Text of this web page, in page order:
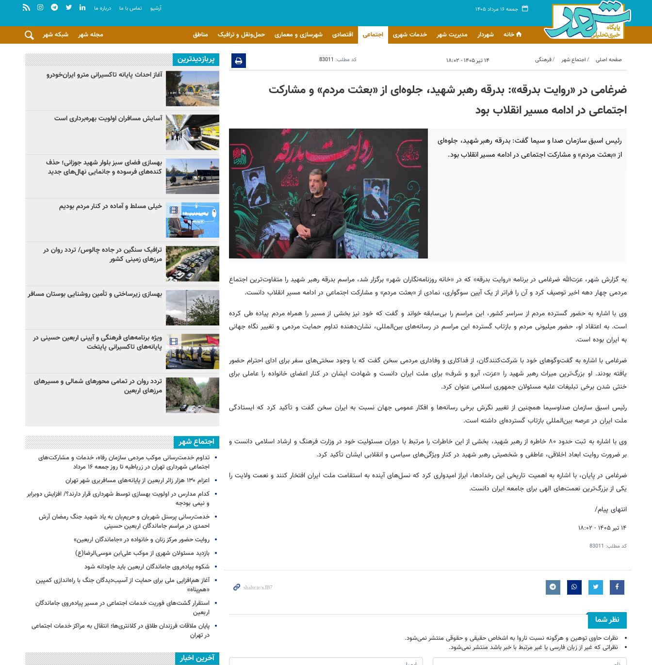
جمعه ۱۶ مرداد ۱۴۰۵ آرشيو تماس با ما درباره ما
خانه شهردار مدیریت شهر خدمات شهری اجتماعی اقتصادی شهرسازی و معماری حمل‌ونقل و ترافیک مناطق شبکه شهر مجله شهر
صفحه اصلی اجتماع شهر فرهنگی ۱۴ تیر ۱۴۰۵ - ۱۸:۰۲ کد مطلب: 83011
ضرغامی در «روایت بدرقه»: بدرقه رهبر شهید، جلوه‌ای از «بعثت مردم» و مشارکت
اجتماعی در ادامه مسیر انقلاب بود
رئیس اسبق سازمان صدا و سیما گفت: بدرقه رهبر شهید، جلوه‌ای
از «بعثت مردم» و مشارکت اجتماعی در ادامه مسیر انقلاب بود.
به گزارش شهر، عزت‌الله ضرغامی در برنامه «روایت بدرقه» که در «خانه روزنامه‌نگاران شهر» برگزار شد، مراسم بدرقه رهبر شهید را متفاوت‌ترین اجتماع
مردمی چهار دهه اخیر توصیف کرد و آن را فراتر از یک آیین سوگواری، نمادی از «بعثت مردم» و مشارکت اجتماعی در ادامه مسیر انقلاب دانست.
وی با اشاره به حضور گسترده مردم از سراسر کشور، این مراسم را بی‌سابقه خواند و گفت که خود نیز بخشی از مسیر را همراه مردم پیاده طی کرده
است. به اعتقاد او، حضور میلیونی مردم و بازتاب گسترده این مراسم در رسانه‌های بین‌المللی، نشان‌دهنده تداوم حمایت مردمی و تغییر نگاه جهانی
به ایران بوده است.
ضرغامی با اشاره به گفت‌وگوهای خود با شرکت‌کنندگان، از فداکاری و وفاداری مردمی سخن گفت که با وجود سختی‌های سفر برای ادای احترام حضور
یافته بودند. او بزرگ‌ترین میراث رهبر شهید را «عزت، آبرو و شرف» برای ملت ایران دانست و شهادت ایشان در کنار اعضای خانواده را عاملی برای
خنثی شدن برخی تبلیغات علیه مسئولان جمهوری اسلامی عنوان کرد.
رئیس اسبق سازمان صداوسیما همچنین از تغییر نگرش برخی رسانه‌ها و افکار عمومی جهان نسبت به ایران سخن گفت و تأکید کرد که ایستادگی
ملت ایران در عرصه بین‌المللی بازتاب گسترده‌ای داشته است.
وی با اشاره به ثبت حدود ۸۰ خاطره از رهبر شهید، بخشی از این خاطرات را مرتبط با دوران مسئولیت خود در وزارت فرهنگ و ارشاد اسلامی دانست و
بر ضرورت روایت ابعاد اخلاقی، عاطفی و شخصیتی رهبر شهید در کنار ویژگی‌های سیاسی و انقلابی ایشان تأکید کرد.
ضرغامی در پایان، با اشاره به اهمیت تاریخی این رخدادها، ابراز امیدواری کرد که نسل‌های آینده به استقامت ملت ایران افتخار کنند و نعمت ولایت را
یکی از بزرگ‌ترین نعمت‌های الهی برای جامعه ایران دانست.
انتهای پیام/
۱۴ تیر ۱۴۰۵ - ۱۸:۰۲
کد مطلب: 83011
نظر شما
نظرات حاوی توهین و هرگونه نسبت ناروا به اشخاص حقیقی و حقوقی منتشر نمی‌شود.
نظراتی که غیر از زبان فارسی یا غیر مرتبط با خبر باشد منتشر نمی‌شود.
پربازدیدترین
آغاز احداث پایانه تاکسیرانی مترو ایران‌خودرو
آسایش مسافران اولویت بهره‌برداری است
بهسازی فضای سبز بلوار شهید جوزانی؛ حذف
کنده‌های فرسوده و جانمایی نهال‌های جدید
خیلی مسلط و آماده در کنار مردم بودیم
ترافیک سنگین در جاده چالوس/ تردد روان در
مرزهای زمینی کشور
بهسازی زیرساختی و تأمین روشنایی بوستان مسافر
ویژه برنامه‌های فرهنگی و آیینی اربعین حسینی در
پایانه‌های تاکسیرانی پایتخت
تردد روان در تمامی محورهای شمالی و مسیرهای
مرزهای اربعین
اجتماع شهر
تداوم خدمت‌رسانی موکب مردمی سازمان رفاه، خدمات و مشارکت‌های
اجتماعی شهرداری تهران در زرباطیه تا روز جمعه ۱۶ مرداد
اعزام ۱۳۰ هزار زائر اربعین از پایانه‌های مسافربری شهر تهران
کدام مدارس در اولویت بهسازی توسط شهرداری قرار دارند؟/ افزایش دوبرابر
و نیمی بودجه
خدمت‌رسانی پرسنل شهربان و حریم‌بان به یاد شهید جنگ رمضان آرش
احمدی در مراسم جاماندگان اربعین حسینی
روایت حضور مرکز زنان و خانواده در «جاماندگان اربعین»
بازدید مسئولان شهری از موکب علی‌ابن موسی‌الرضا(ع)
شکوه پیاده‌روی جاماندگان اربعین باید جاودانه شود
آغاز هم‌افزایی ملی برای حمایت از آسیب‌دیدگان جنگ با راه‌اندازی کمپین
«هم‌پناه»
استقرار گشت‌های فوریت خدمات اجتماعی در مسیر پیاده‌روی جاماندگان
اربعین
پایان ملاقات فرزندان طلاق در کلانتری‌ها؛ انتقال به مراکز خدمات اجتماعی
در تهران
آخرین اخبار